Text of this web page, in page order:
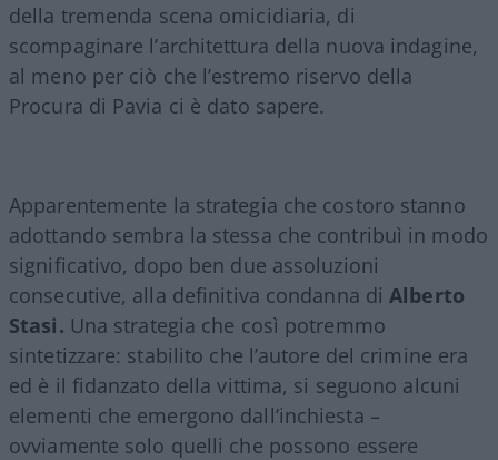
della tremenda scena omicidiaria, di
scompaginare l’architettura della nuova indagine,
al meno per ciò che l’estremo riservo della
Procura di Pavia ci è dato sapere.
Apparentemente la strategia che costoro stanno
adottando sembra la stessa che contribuì in modo
significativo, dopo ben due assoluzioni
consecutive, alla definitiva condanna diAlberto
Stasi. Una strategia che così potremmo
sintetizzare: stabilito che l’autore del crimine era
ed è il fidanzato della vittima, si seguono alcuni
elementi che emergono dall’inchiesta –
ovviamente solo quelli che possono essere